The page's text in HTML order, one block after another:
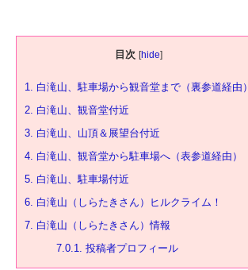
目次 [hide]
1. 白滝山、駐車場から観音堂まで（裏参道経由）
2. 白滝山、観音堂付近
3. 白滝山、山頂＆展望台付近
4. 白滝山、観音堂から駐車場へ（表参道経由）
5. 白滝山、駐車場付近
6. 白滝山（しらたきさん）ヒルクライム！
7. 白滝山（しらたきさん）情報
7.0.1. 投稿者プロフィール